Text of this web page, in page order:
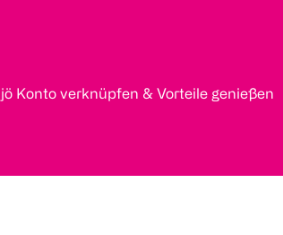
jö Konto verknüpfen & Vorteile genießen